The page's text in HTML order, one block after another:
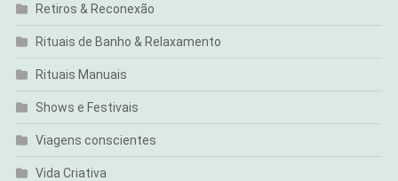
Retiros & Reconexão
Rituais de Banho & Relaxamento
Rituais Manuais
Shows e Festivais
Viagens conscientes
Vida Criativa